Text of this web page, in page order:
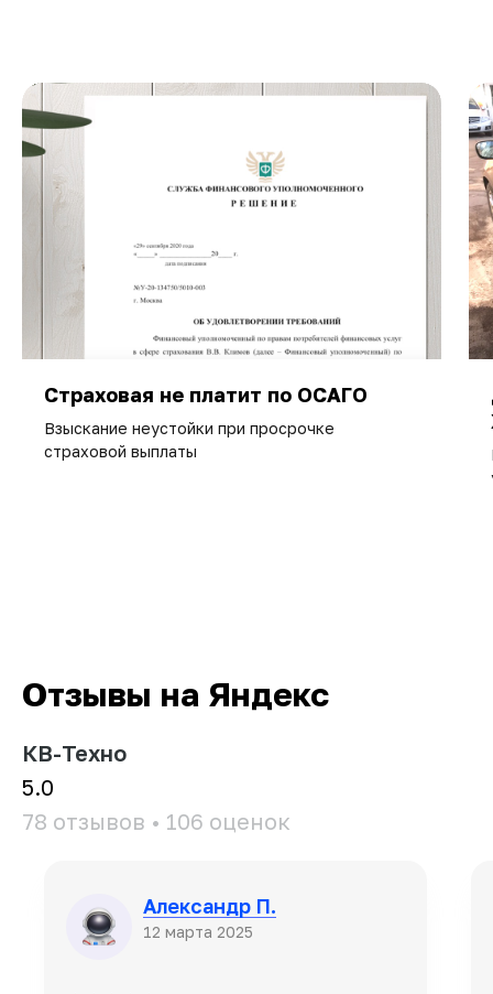
Страховая не платит по ОСАГО
Взыскание неустойки при просрочке
страховой выплаты
Отзывы на Яндекс
КВ-Техно
5.0
78 отзывов • 106 оценок
Александр П.
12 марта 2025